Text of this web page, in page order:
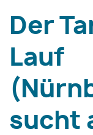
Der
Lauf
sucht